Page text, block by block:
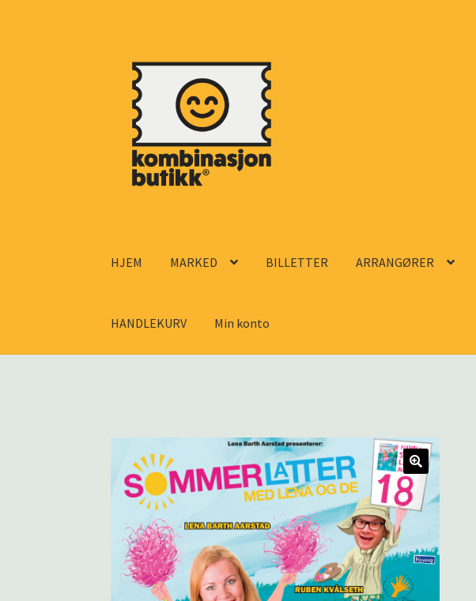
navigasjon
innhold
HJEM MARKED BILLETTER ARRANGØRER
HANDLEKURV Min konto
🔍